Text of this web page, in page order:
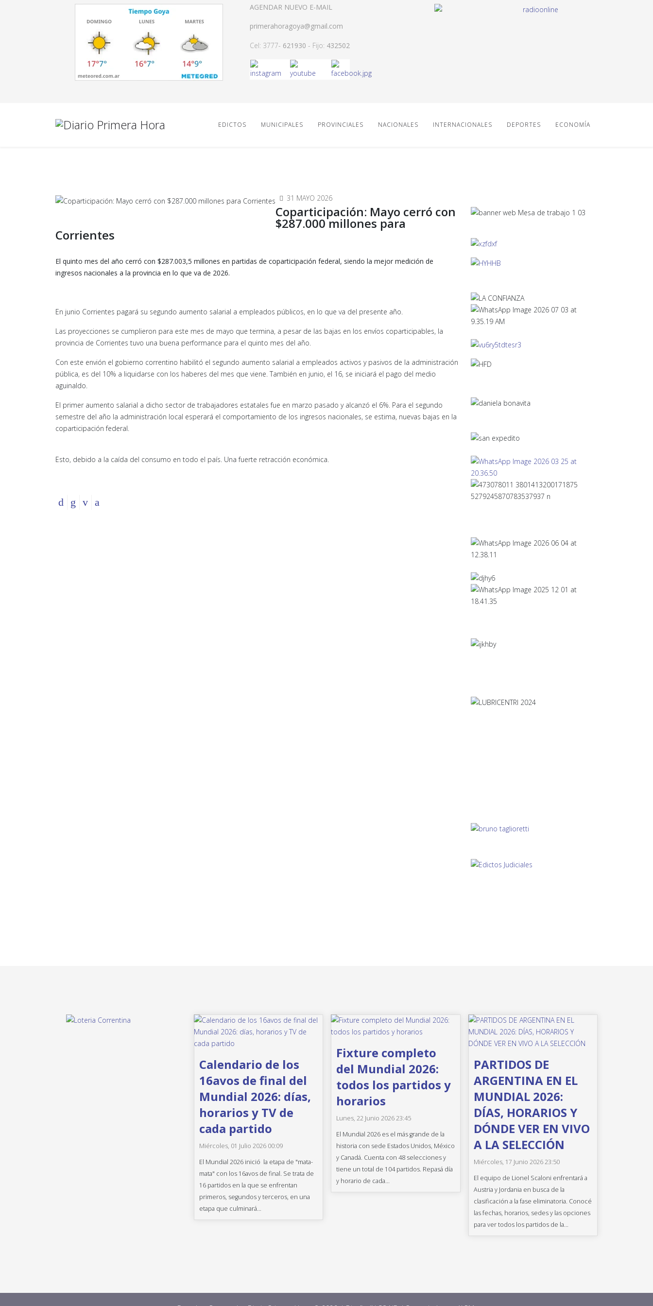
AGENDAR NUEVO E-MAIL
primerahoragoya@gmail.com
Cel: 3777- 621930 - Fijo: 432502
EDICTOS MUNICIPALES PROVINCIALES NACIONALES INTERNACIONALES DEPORTES ECONOMÍA
31 MAYO 2026
Coparticipación: Mayo cerró con
$287.000 millones para
Corrientes
El quinto mes del año cerró con $287.003,5 millones en partidas de coparticipación federal, siendo la mejor medición de
ingresos nacionales a la provincia en lo que va de 2026.
En junio Corrientes pagará su segundo aumento salarial a empleados públicos, en lo que va del presente año.
Las proyecciones se cumplieron para este mes de mayo que termina, a pesar de las bajas en los envíos coparticipables, la
provincia de Corrientes tuvo una buena performance para el quinto mes del año.
Con este envión el gobierno correntino habilitó el segundo aumento salarial a empleados activos y pasivos de la administración
pública, es del 10% a liquidarse con los haberes del mes que viene. También en junio, el 16, se iniciará el pago del medio
aguinaldo.
El primer aumento salarial a dicho sector de trabajadores estatales fue en marzo pasado y alcanzó el 6%. Para el segundo
semestre del año la administración local esperará el comportamiento de los ingresos nacionales, se estima, nuevas bajas en la
coparticipación federal.
Esto, debido a la caída del consumo en todo el país. Una fuerte retracción económica.
Calendario de los
16avos de final del
Mundial 2026: días,
horarios y TV de
cada partido
Miércoles, 01 Julio 2026 00:09
El Mundial 2026 inició la etapa de "mata-
mata" con los 16avos de final. Se trata de
16 partidos en la que se enfrentan
primeros, segundos y terceros, en una
etapa que culminará...
Fixture completo
del Mundial 2026:
todos los partidos y
horarios
Lunes, 22 Junio 2026 23:45
El Mundial 2026 es el más grande de la
historia con sede Estados Unidos, México
y Canadá. Cuenta con 48 selecciones y
tiene un total de 104 partidos. Repasá día
y horario de cada...
PARTIDOS DE
ARGENTINA EN EL
MUNDIAL 2026:
DÍAS, HORARIOS Y
DÓNDE VER EN VIVO
A LA SELECCIÓN
Miércoles, 17 Junio 2026 23:50
El equipo de Lionel Scaloni enfrentará a
Austria y Jordania en busca de la
clasificación a la fase eliminatoria. Conocé
las fechas, horarios, sedes y las opciones
para ver todos los partidos de la...